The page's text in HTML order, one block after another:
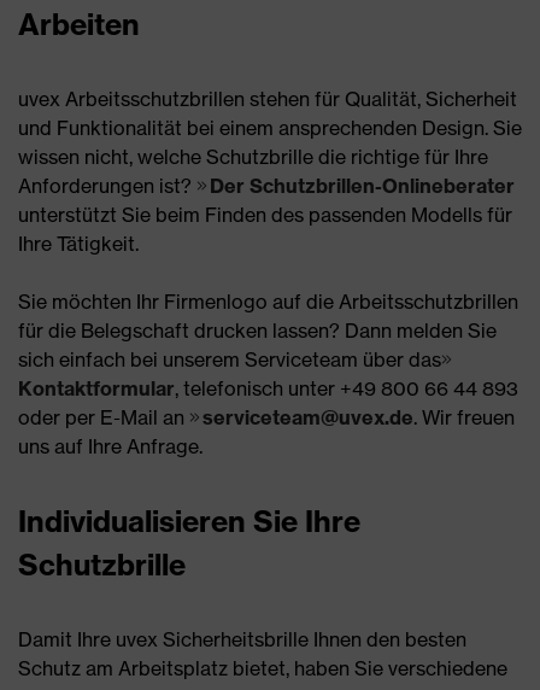
Arbeiten
uvex Arbeitsschutzbrillen stehen für Qualität, Sicherheit
und Funktionalität bei einem ansprechenden Design. Sie
wissen nicht, welche Schutzbrille die richtige für Ihre
Anforderungen ist?
Der Schutzbrillen-Onlineberater
unterstützt Sie beim Finden des passenden Modells für
Ihre Tätigkeit.
Sie möchten Ihr Firmenlogo auf die Arbeitsschutzbrillen
für die Belegschaft drucken lassen? Dann melden Sie
sich einfach bei unserem Serviceteam über das
Kontaktformular, telefonisch unter +49 800 66 44 893
oder per E-Mail an
serviceteam@uvex.de. Wir freuen
uns auf Ihre Anfrage.
Individualisieren Sie Ihre
Schutzbrille
Damit Ihre uvex Sicherheitsbrille Ihnen den besten
Schutz am Arbeitsplatz bietet, haben Sie verschiedene